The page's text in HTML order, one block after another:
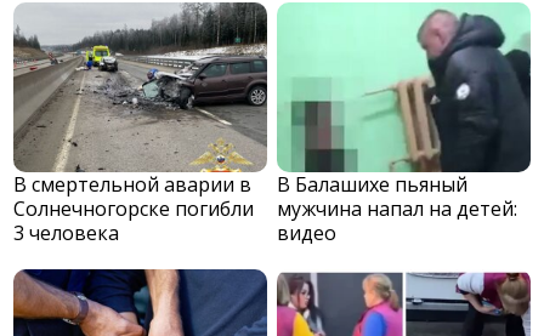
В смертельной аварии в
Солнечногорске погибли
3 человека
В Балашихе пьяный
мужчина напал на детей:
видео